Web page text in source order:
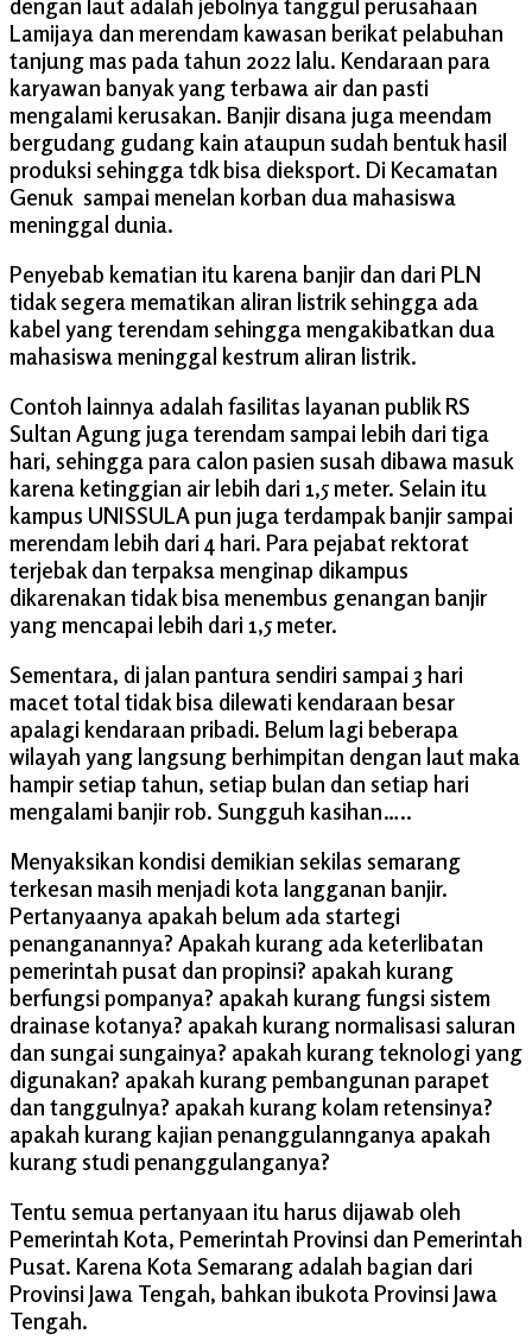
dengan laut adalah jebolnya tanggul perusahaan
Lamijaya dan merendam kawasan berikat pelabuhan
tanjung mas pada tahun 2022 lalu. Kendaraan para
karyawan banyak yang terbawa air dan pasti
mengalami kerusakan. Banjir disana juga meendam
bergudang gudang kain ataupun sudah bentuk hasil
produksi sehingga tdk bisa dieksport. Di Kecamatan
Genuk sampai menelan korban dua mahasiswa
meninggal dunia.
Penyebab kematian itu karena banjir dan dari PLN
tidak segera mematikan aliran listrik sehingga ada
kabel yang terendam sehingga mengakibatkan dua
mahasiswa meninggal kestrum aliran listrik.
Contoh lainnya adalah fasilitas layanan publik RS
Sultan Agung juga terendam sampai lebih dari tiga
hari, sehingga para calon pasien susah dibawa masuk
karena ketinggian air lebih dari 1,5 meter. Selain itu
kampus UNISSULA pun juga terdampak banjir sampai
merendam lebih dari 4 hari. Para pejabat rektorat
terjebak dan terpaksa menginap dikampus
dikarenakan tidak bisa menembus genangan banjir
yang mencapai lebih dari 1,5 meter.
Sementara, di jalan pantura sendiri sampai 3 hari
macet total tidak bisa dilewati kendaraan besar
apalagi kendaraan pribadi. Belum lagi beberapa
wilayah yang langsung berhimpitan dengan laut maka
hampir setiap tahun, setiap bulan dan setiap hari
mengalami banjir rob. Sungguh kasihan…..
Menyaksikan kondisi demikian sekilas semarang
terkesan masih menjadi kota langganan banjir.
Pertanyaanya apakah belum ada startegi
penanganannya? Apakah kurang ada keterlibatan
pemerintah pusat dan propinsi? apakah kurang
berfungsi pompanya? apakah kurang fungsi sistem
drainase kotanya? apakah kurang normalisasi saluran
dan sungai sungainya? apakah kurang teknologi yang
digunakan? apakah kurang pembangunan parapet
dan tanggulnya? apakah kurang kolam retensinya?
apakah kurang kajian penanggulannganya apakah
kurang studi penanggulanganya?
Tentu semua pertanyaan itu harus dijawab oleh
Pemerintah Kota, Pemerintah Provinsi dan Pemerintah
Pusat. Karena Kota Semarang adalah bagian dari
Provinsi Jawa Tengah, bahkan ibukota Provinsi Jawa
Tengah.